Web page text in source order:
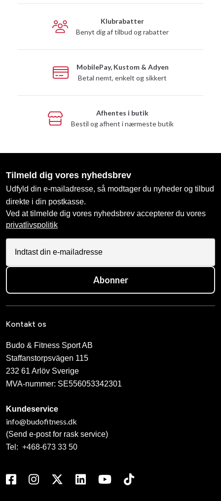
Klubrabatter
Benyt dig af tilbud og rabatter
MobilePay, Kustom & Adyen
Betal nemt, enkelt og sikkert
Afhentes i butik
Bestil og afhent i nærmeste butik
Tilmeld dig vores nyhedsbrev
Udfyld din e-mailadresse, så modtager du nyheder og tilbud
direkte i din postkasse.
Ved at tilmelde dig vores nyhedsbrev accepterer du vores
privatlivspolitik
Abonner
Kontakt os
Budo & Fitness Sport AB
Staffanstorpsvägen 115
232 61 Arlöv Sverige
MVA-nummer: SE556053342301
Kundeservice
info@budofitness.dk
(Send e-post for rask service)
Tel: +468-673 33 50